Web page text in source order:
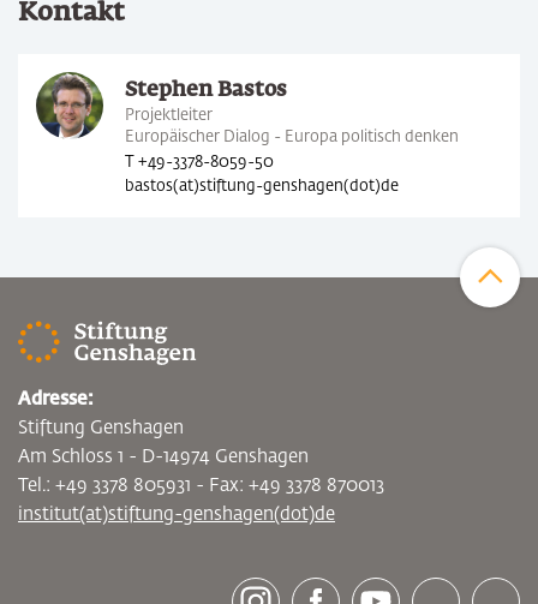
Kontakt
Stephen Bastos
Projektleiter
Europäischer Dialog - Europa politisch denken
T +49-3378-8059-50
bastos(at)stiftung-genshagen(dot)de
Zum
[socialLinksTitle]
Adresse:
Stiftung Genshagen
Am Schloss 1 - D-14974 Genshagen
Tel.: +49 3378 805931 - Fax: +49 3378 870013
institut(at)stiftung-genshagen(dot)de